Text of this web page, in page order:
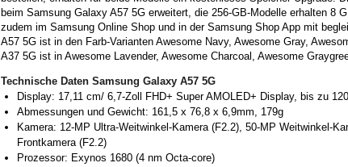
beim Samsung Galaxy A57 5G erweitert, die 256-GB-Modelle erhalten 8
zudem im Samsung Online Shop und in der Samsung Shop App mit
A57 5G ist in den Farb-Varianten Awesome Navy, Awesome Gray,
A37 5G ist in Awesome Lavender, Awesome Charcoal, Awesome
Technische Daten Samsung Galaxy A57 5G
Display: 17,11 cm/ 6,7-Zoll FHD+ Super AMOLED+ Display, bis zu
Abmessungen und Gewicht: 161,5 x 76,8 x 6,9mm, 179g
Kamera: 12-MP Ultra-Weitwinkel-Kamera (F2.2), 50-MP Weitwinkel-
Frontkamera (F2.2)
Prozessor: Exynos 1680 (4 nm Octa-core)